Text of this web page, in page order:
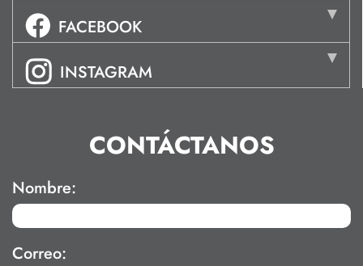
FACEBOOK
INSTAGRAM
CONTÁCTANOS
Nombre:
Correo: